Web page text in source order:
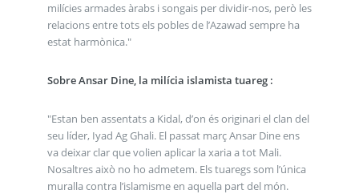
milícies armades àrabs i songais per dividir-nos, però les
relacions entre tots els pobles de l’Azawad sempre ha
estat harmònica."
Sobre Ansar Dine, la milícia islamista tuareg :
"Estan ben assentats a Kidal, d’on és originari el clan del
seu líder, Iyad Ag Ghali. El passat març Ansar Dine ens
va deixar clar que volien aplicar la xaria a tot Mali.
Nosaltres això no ho admetem. Els tuaregs som l’única
muralla contra l’islamisme en aquella part del món.